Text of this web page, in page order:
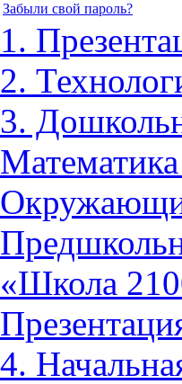
Забыли свой пароль?
1.
2.
3.
«Школа
4.